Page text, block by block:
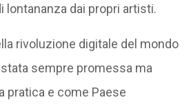
lontananza dai propri artisti.
rivoluzione digitale del mondo
sempre promessa ma
pratica e come Paese